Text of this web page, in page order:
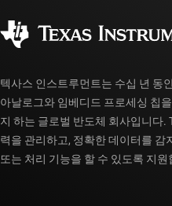
myTI 계정 FAQ
텍사스 인스트루먼트는 수십 년 동
아날로그와 임베디드 프로세싱 칩
지 하는 글로벌 반도체 회사입니다.
력을 관리하고, 정확한 데이터를 감
또는 처리 기능을 할 수 있도록 지원